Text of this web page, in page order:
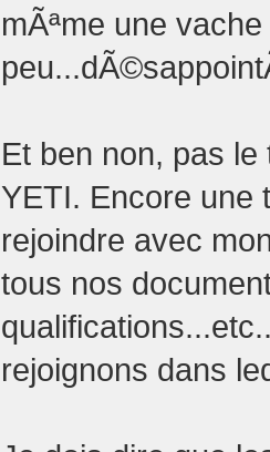
mÃªme une
Et ben non, pas
YETI. Encore une
rejoindre avec
tous nos
rejoignons dans